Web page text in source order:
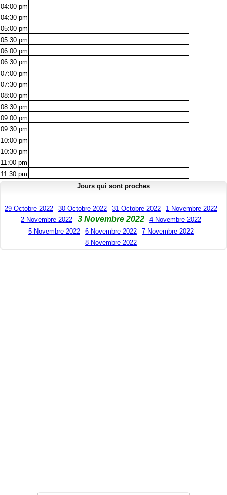
04:00 pm
04:30 pm
05:00 pm
05:30 pm
06:00 pm
06:30 pm
07:00 pm
07:30 pm
08:00 pm
08:30 pm
09:00 pm
09:30 pm
10:00 pm
10:30 pm
11:00 pm
11:30 pm
Jours qui sont proches
29 Octobre 2022 30 Octobre 2022 31 Octobre 2022
1 Novembre 2022
2 Novembre 2022
3 Novembre 2022
4 Novembre 2022
5 Novembre 2022
6 Novembre 2022
7 Novembre 2022
8 Novembre 2022